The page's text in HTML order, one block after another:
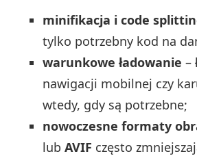
minifikacja i code
tylko potrzebny kod na
warunkowe ładowanie –
nawigacji mobilnej czy
wtedy, gdy są potrzebne;
nowoczesne formaty
lubAVIF często